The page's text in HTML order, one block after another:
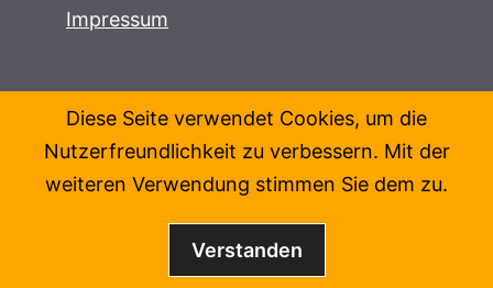
Impressum
Diese Seite verwendet Cookies, um die
Nutzerfreundlichkeit zu verbessern. Mit der
weiteren Verwendung stimmen Sie dem zu.
Verstanden